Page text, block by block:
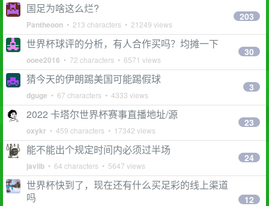
国足为啥这么烂?
Pantheoon • 213 characters • 21249 views
203
世界杯球评的分析，有人合作买吗？均摊一下
ooee2016 • 72 characters • 6571 views
30
猜今天的伊朗踢美国可能踢假球
dguge • 67 characters • 4333 views
3
2022 卡塔尔世界杯赛事直播地址/源
oxykr • 459 characters • 17342 views
23
能不能出个规定时间内必须过半场
javlib • 64 characters • 5647 views
24
世界杯快到了，现在还有什么买足彩的线上渠道
吗
12